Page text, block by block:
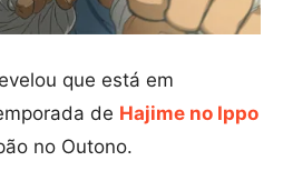
que está em
de Hajime no Ippo
no Outono.